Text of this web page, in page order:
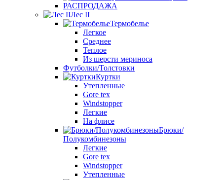
РАСПРОДАЖА
Лес II
Термобелье
Легкое
Среднее
Теплое
Из шерсти мериноса
Футболки/Толстовки
Куртки
Утепленные
Gore tex
Windstopper
Легкие
На флисе
Брюки/
Полукомбинезоны
Легкие
Gore tex
Windstopper
Утепленные